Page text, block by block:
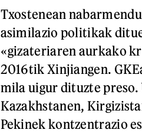
Txostenean
asimilazio politikak
«gizateriaren aurkako
2016tik Xinjiangen.
mila uigur dituzte
Kazakhstanen,
Pekinek kontzentrazio